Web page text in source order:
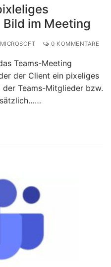
im Meeting
MICROSOFT 0 KOMMENTARE
Teams-Meeting
der Client ein pixeliges
Teams-Mitglieder bzw.